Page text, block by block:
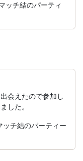
ッチ結のパーティ
会えたので参加し
した。
チ結のパーティー